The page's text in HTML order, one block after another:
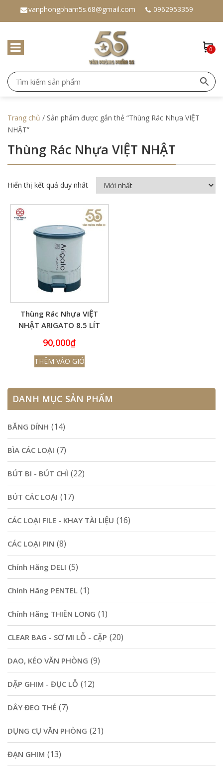
vanphongpham5s.68@gmail.com 0962953359
0
Trang chủ / Sản phẩm được gắn thẻ “Thùng Rác Nhựa VIỆT
NHẬT”
Thùng Rác Nhựa VIỆT NHẬT
Hiển thị kết quả duy nhất
Thùng Rác Nhựa VIỆT
NHẬT ARIGATO 8.5 LÍT
90,000₫
THÊM VÀO GIỎ
DANH MỤC SẢN PHẨM
BĂNG DÍNH (14)
BÌA CÁC LOẠI (7)
BÚT BI - BÚT CHÌ (22)
BÚT CÁC LOẠI (17)
CÁC LOẠI FILE - KHAY TÀI LIỆU (16)
CÁC LOẠI PIN (8)
Chính Hãng DELI (5)
Chính Hãng PENTEL (1)
Chính Hãng THIÊN LONG (1)
CLEAR BAG - SƠ MI LỖ - CẶP (20)
DAO, KÉO VĂN PHÒNG (9)
DẬP GHIM - ĐỤC LỖ (12)
DÂY ĐEO THẺ (7)
DỤNG CỤ VĂN PHÒNG (21)
ĐẠN GHIM (13)